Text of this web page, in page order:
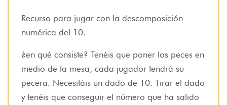
Recurso para jugar con la descomposición
numérica del 10.
¿en qué consiste? Tenéis que poner los peces en
medio de la mesa, cada jugador tendrá su
pecera. Necesitáis un dado de 10. Tirar el dado
y tenéis que conseguir el número que ha salido